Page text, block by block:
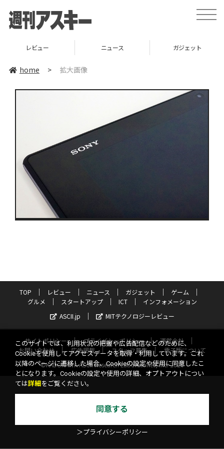
toggle
レビュー ニュース ガジェット
home > 拡大画像
TOP レビュー ニュース ガジェット
ゲーム
グルメ
スタートアップ ICT
インフォメーション
ASCII.jp
MITテクノロジーレビュー
サイトポリシー プライバシーポリシー
運営会社
お問い合わせ
広告掲載 スタッフ募集
電子版について
©KADOKAWA ASCII Research Laboratories, Inc. 2026
このサイトでは、利用状況の把握や広告配信などのために、
Cookieを使用してアクセスデータを取得・利用しています。これ
以降のページに遷移した場合、Cookieの設定や使用に同意したこ
とになります。Cookieの設定や使用の詳細、オプトアウトについ
ては詳細 をご覧ください。
同意する
＞プライバシーポリシー